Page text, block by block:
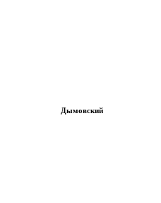
Дымовский